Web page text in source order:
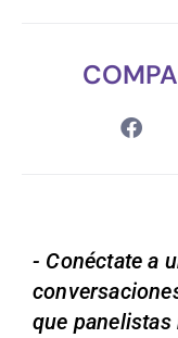
- Conéctate a
que